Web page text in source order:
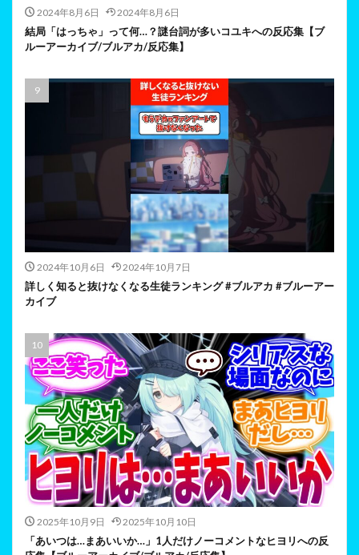
2024年8月6日 2024年8月6日
結局「はっちゃ」って何…？謎台詞が多いコユキへの反応集【ブ
ルーアーカイブ/ブルアカ/反応集】
2024年10月6日 2024年10月7日
詳しく知ると抜けなくなる生徒ランキング #ブルアカ #ブルーアー
カイブ
2025年10月9日 2025年10月10日
「あいつは…まあいいか…」1人だけノーコメントなヒヨリへの反